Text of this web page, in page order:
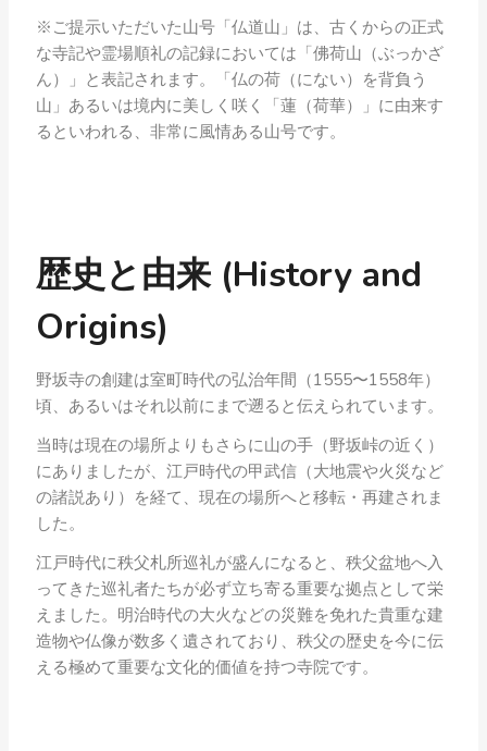
※ご提示いただいた山号「仏道山」は、古くからの正式
な寺記や霊場順礼の記録においては「佛荷山（ぶっかざ
ん）」と表記されます。「仏の荷（にない）を背負う
山」あるいは境内に美しく咲く「蓮（荷華）」に由来す
るといわれる、非常に風情ある山号です。
歴史と由来 (History and
Origins)
野坂寺の創建は室町時代の弘治年間（1555〜1558年）
頃、あるいはそれ以前にまで遡ると伝えられています。
当時は現在の場所よりもさらに山の手（野坂峠の近く）
にありましたが、江戸時代の甲武信（大地震や火災など
の諸説あり）を経て、現在の場所へと移転・再建されま
した。
江戸時代に秩父札所巡礼が盛んになると、秩父盆地へ入
ってきた巡礼者たちが必ず立ち寄る重要な拠点として栄
えました。明治時代の大火などの災難を免れた貴重な建
造物や仏像が数多く遺されており、秩父の歴史を今に伝
える極めて重要な文化的価値を持つ寺院です。